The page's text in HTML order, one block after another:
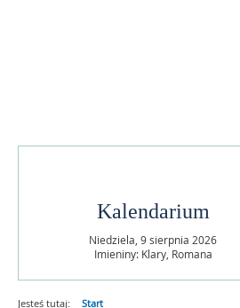
Kalendarium
Niedziela, 9sierpnia 2026
Imieniny: Klary, Romana
Jesteś tutaj: Start